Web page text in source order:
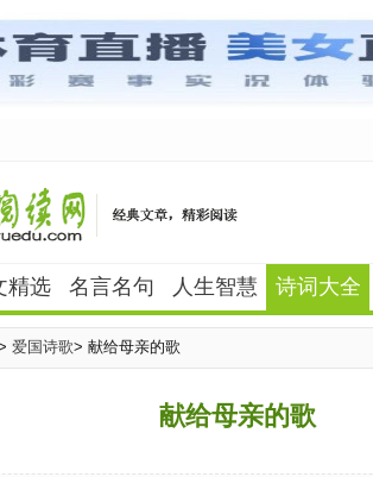
精选 名言名句 人生智慧 诗词大全
爱国诗歌> 献给母亲的歌
献给母亲的歌